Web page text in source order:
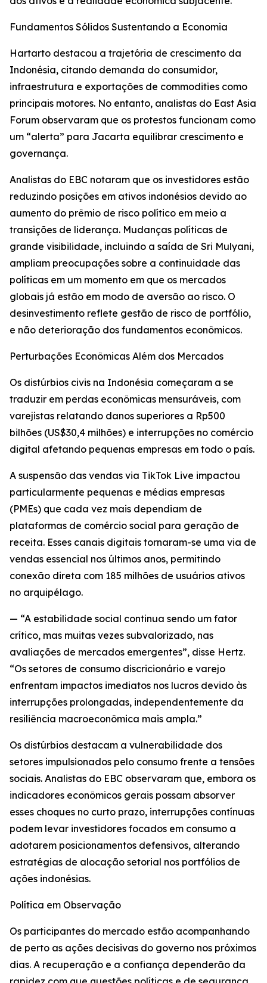
Fundamentos Sólidos Sustentando a Economia
Hartarto destacou a trajetória de crescimento da
Indonésia, citando demanda do consumidor,
infraestrutura e exportações de commodities como
principais motores. No entanto, analistas do East Asia
Forum observaram que os protestos funcionam como
um “alerta” para Jacarta equilibrar crescimento e
governança.
Analistas do EBC notaram que os investidores estão
reduzindo posições em ativos indonésios devido ao
aumento do prêmio de risco político em meio a
transições de liderança. Mudanças políticas de
grande visibilidade, incluindo a saída de Sri Mulyani,
ampliam preocupações sobre a continuidade das
políticas em um momento em que os mercados
globais já estão em modo de aversão ao risco. O
desinvestimento reflete gestão de risco de portfólio,
e não deterioração dos fundamentos econômicos.
Perturbações Econômicas Além dos Mercados
Os distúrbios civis na Indonésia começaram a se
traduzir em perdas econômicas mensuráveis, com
varejistas relatando danos superiores a Rp500
bilhões (US$30,4 milhões) e interrupções no comércio
digital afetando pequenas empresas em todo o país.
A suspensão das vendas via TikTok Live impactou
particularmente pequenas e médias empresas
(PMEs) que cada vez mais dependiam de
plataformas de comércio social para geração de
receita. Esses canais digitais tornaram-se uma via de
vendas essencial nos últimos anos, permitindo
conexão direta com 185 milhões de usuários ativos
no arquipélago.
— “A estabilidade social continua sendo um fator
crítico, mas muitas vezes subvalorizado, nas
avaliações de mercados emergentes”, disse Hertz.
“Os setores de consumo discricionário e varejo
enfrentam impactos imediatos nos lucros devido às
interrupções prolongadas, independentemente da
resiliência macroeconômica mais ampla.”
Os distúrbios destacam a vulnerabilidade dos
setores impulsionados pelo consumo frente a tensões
sociais. Analistas do EBC observaram que, embora os
indicadores econômicos gerais possam absorver
esses choques no curto prazo, interrupções contínuas
podem levar investidores focados em consumo a
adotarem posicionamentos defensivos, alterando
estratégias de alocação setorial nos portfólios de
ações indonésias.
Política em Observação
Os participantes do mercado estão acompanhando
de perto as ações decisivas do governo nos próximos
dias. A recuperação e a confiança dependerão da